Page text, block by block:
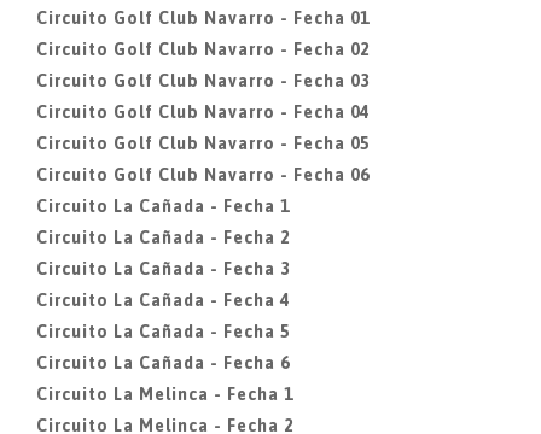
Circuito Golf Club Navarro - Fecha 01
Circuito Golf Club Navarro - Fecha 02
Circuito Golf Club Navarro - Fecha 03
Circuito Golf Club Navarro - Fecha 04
Circuito Golf Club Navarro - Fecha 05
Circuito Golf Club Navarro - Fecha 06
Circuito La Cañada - Fecha 1
Circuito La Cañada - Fecha 2
Circuito La Cañada - Fecha 3
Circuito La Cañada - Fecha 4
Circuito La Cañada - Fecha 5
Circuito La Cañada - Fecha 6
Circuito La Melinca - Fecha 1
Circuito La Melinca - Fecha 2